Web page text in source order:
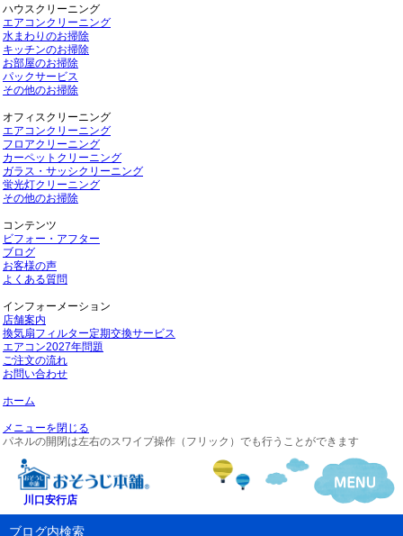
ハウスクリーニング
エアコンクリーニング
水まわりのお掃除
キッチンのお掃除
お部屋のお掃除
パックサービス
その他のお掃除
オフィスクリーニング
エアコンクリーニング
フロアクリーニング
カーペットクリーニング
ガラス・サッシクリーニング
蛍光灯クリーニング
その他のお掃除
コンテンツ
ビフォー・アフター
ブログ
お客様の声
よくある質問
インフォーメーション
店舗案内
換気扇フィルター定期交換サービス
エアコン2027年問題
ご注文の流れ
お問い合わせ
ホーム
メニューを閉じる
パネルの開閉は左右のスワイプ操作（フリック）でも行うことができます
川口安行店
ブログ内検索